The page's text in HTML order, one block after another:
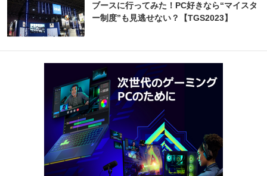
ブースに行ってみた！PC好きなら“マイスタ
ー制度”も見逃せない？【TGS2023】